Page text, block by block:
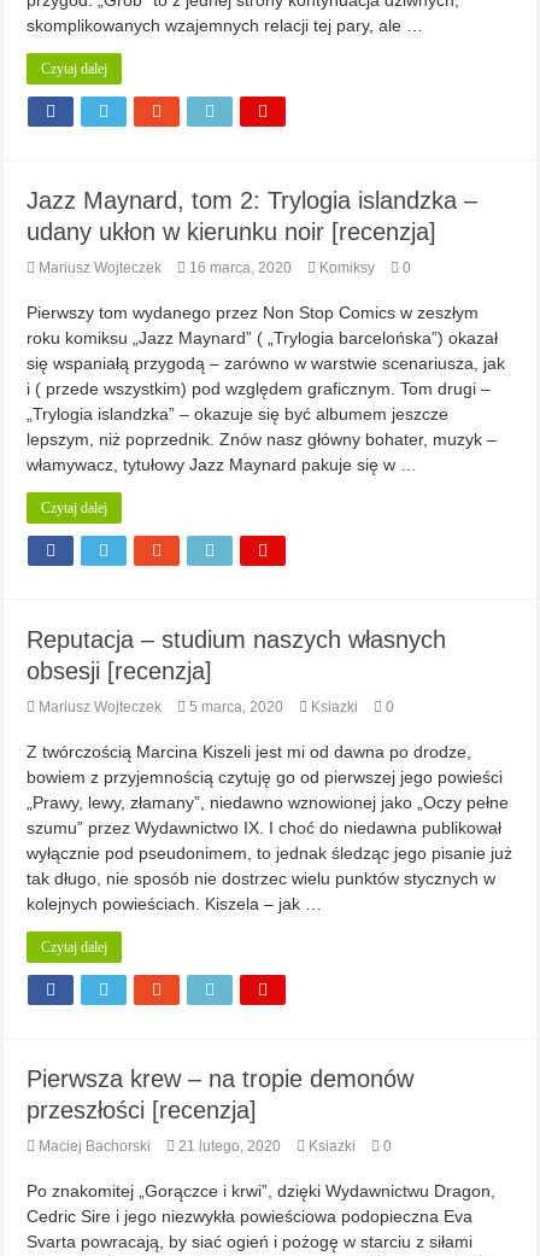
skomplikowanych wzajemnych relacji tej pary, ale …
Czytaj dalej
Jazz Maynard, tom 2: Trylogia islandzka –
udany ukłon w kierunku noir [recenzja]
Mariusz Wojteczek 16 marca, 2020 Komiksy 0
Pierwszy tom wydanego przez Non Stop Comics w zeszłym
roku komiksu „Jazz Maynard” ( „Trylogia barcelońska”) okazał
się wspaniałą przygodą – zarówno w warstwie scenariusza, jak
i ( przede wszystkim) pod względem graficznym. Tom drugi –
„Trylogia islandzka” – okazuje się być albumem jeszcze
lepszym, niż poprzednik. Znów nasz główny bohater, muzyk –
włamywacz, tytułowy Jazz Maynard pakuje się w …
Czytaj dalej
Reputacja – studium naszych własnych
obsesji [recenzja]
Mariusz Wojteczek 5 marca, 2020 Ksiazki 0
Z twórczością Marcina Kiszeli jest mi od dawna po drodze,
bowiem z przyjemnością czytuję go od pierwszej jego powieści
„Prawy, lewy, złamany”, niedawno wznowionej jako „Oczy pełne
szumu” przez Wydawnictwo IX. I choć do niedawna publikował
wyłącznie pod pseudonimem, to jednak śledząc jego pisanie już
tak długo, nie sposób nie dostrzec wielu punktów stycznych w
kolejnych powieściach. Kiszela – jak …
Czytaj dalej
Pierwsza krew – na tropie demonów
przeszłości [recenzja]
Maciej Bachorski 21 lutego, 2020 Ksiazki 0
Po znakomitej „Gorączce i krwi”, dzięki Wydawnictwu Dragon,
Cedric Sire i jego niezwykła powieściowa podopieczna Eva
Svarta powracają, by siać ogień i pożogę w starciu z siłami